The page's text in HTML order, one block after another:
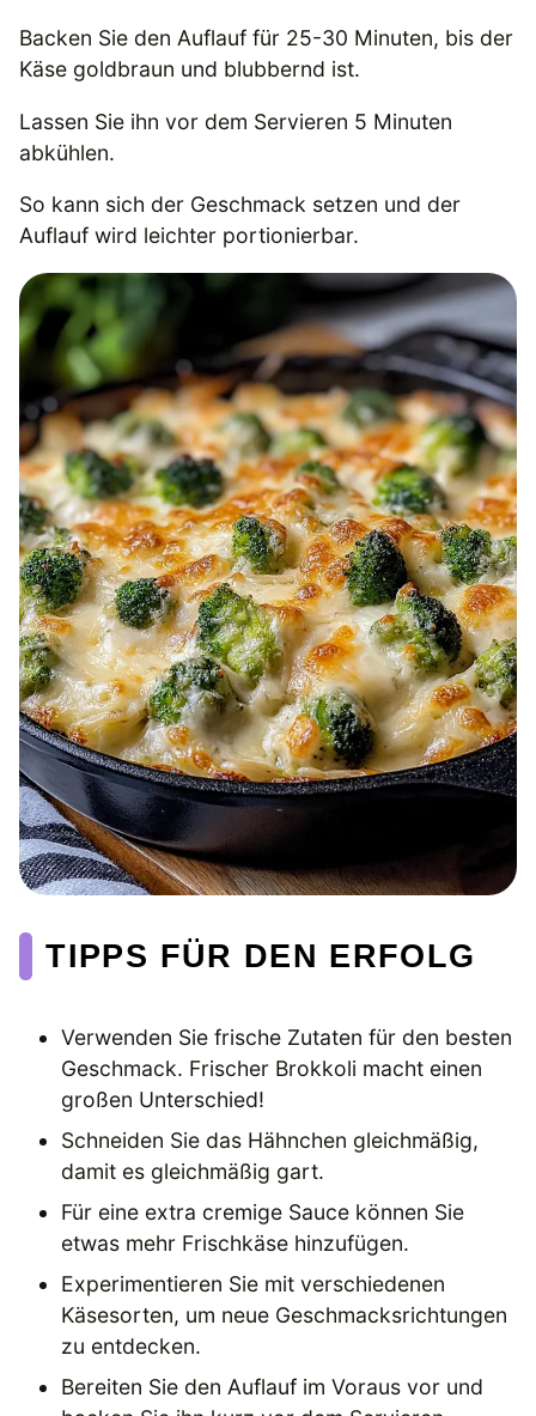
Backen Sie den Auflauf für 25-30 Minuten, bis der
Käse goldbraun und blubbernd ist.
Lassen Sie ihn vor dem Servieren 5 Minuten
abkühlen.
So kann sich der Geschmack setzen und der
Auflauf wird leichter portionierbar.
TIPPS FÜR DEN ERFOLG
Verwenden Sie frische Zutaten für den besten
Geschmack. Frischer Brokkoli macht einen
großen Unterschied!
Schneiden Sie das Hähnchen gleichmäßig,
damit es gleichmäßig gart.
Für eine extra cremige Sauce können Sie
etwas mehr Frischkäse hinzufügen.
Experimentieren Sie mit verschiedenen
Käsesorten, um neue Geschmacksrichtungen
zu entdecken.
Bereiten Sie den Auflauf im Voraus vor und